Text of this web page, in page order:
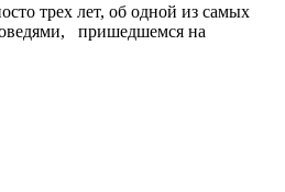
трех лет, об одной из самых
пришедшемся на